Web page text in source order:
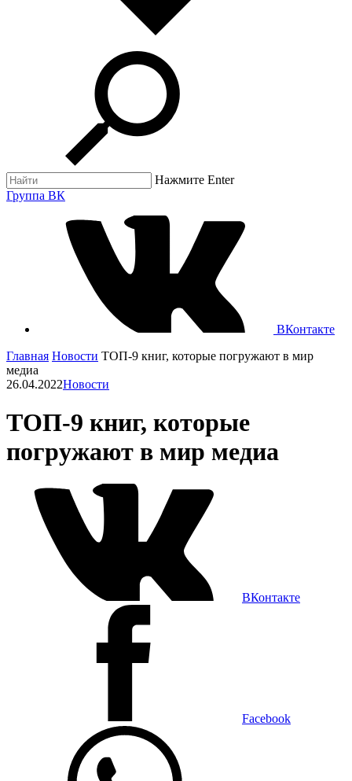
Нажмите Enter
Группа ВК
ВКонтакте
Главная Новости ТОП-9 книг, которые погружают в мир
медиа
26.04.2022Новости
ТОП-9 книг, которые
погружают в мир медиа
ВКонтакте
Facebook